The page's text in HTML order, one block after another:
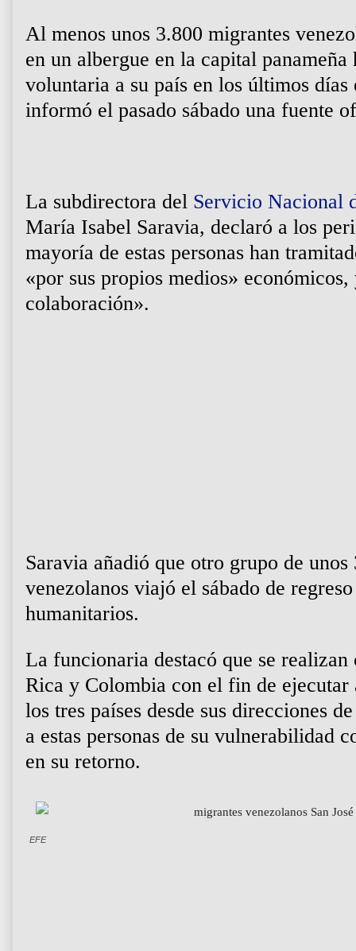
Al menos unos 3.800 migrantes
en un albergue en la capital
voluntaria a su país en los últimos
informó el pasado sábado una fuente
La subdirectora del Servicio Nacional
María Isabel Saravia, declaró a los
mayoría de estas personas han
«por sus propios medios»
colaboración».
Saravia añadió que otro grupo de unos
venezolanos viajó el sábado de
humanitarios.
La funcionaria destacó que se
Rica y Colombia con el fin de ejecutar
los tres países desde sus direcciones
a estas personas de su vulnerabilidad
en su retorno.
EFE